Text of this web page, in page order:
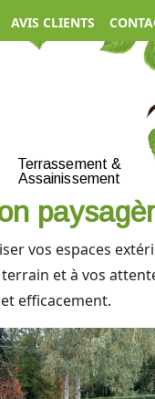
AVIS CLIENTS
Terrassement &
Assainissement
vos espaces
et à vos
efficacement.